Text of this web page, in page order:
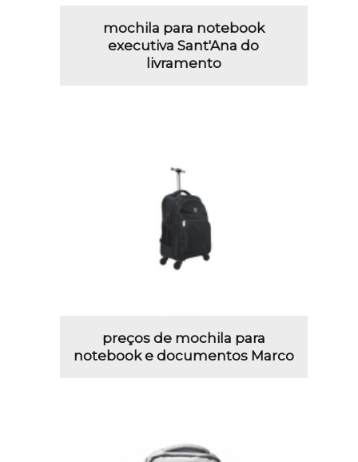
mochila para notebook
executiva Sant'Ana do
livramento
preços de mochila para
notebook e documentos Marco